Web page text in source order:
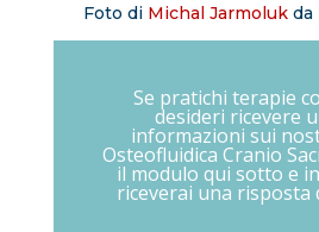
Foto di Michal Jarmolukda
Se pratichi terapie
desideri ricevere
informazioni sui
Osteofluidica Cranio
il modulo qui sotto e
riceverai una risposta